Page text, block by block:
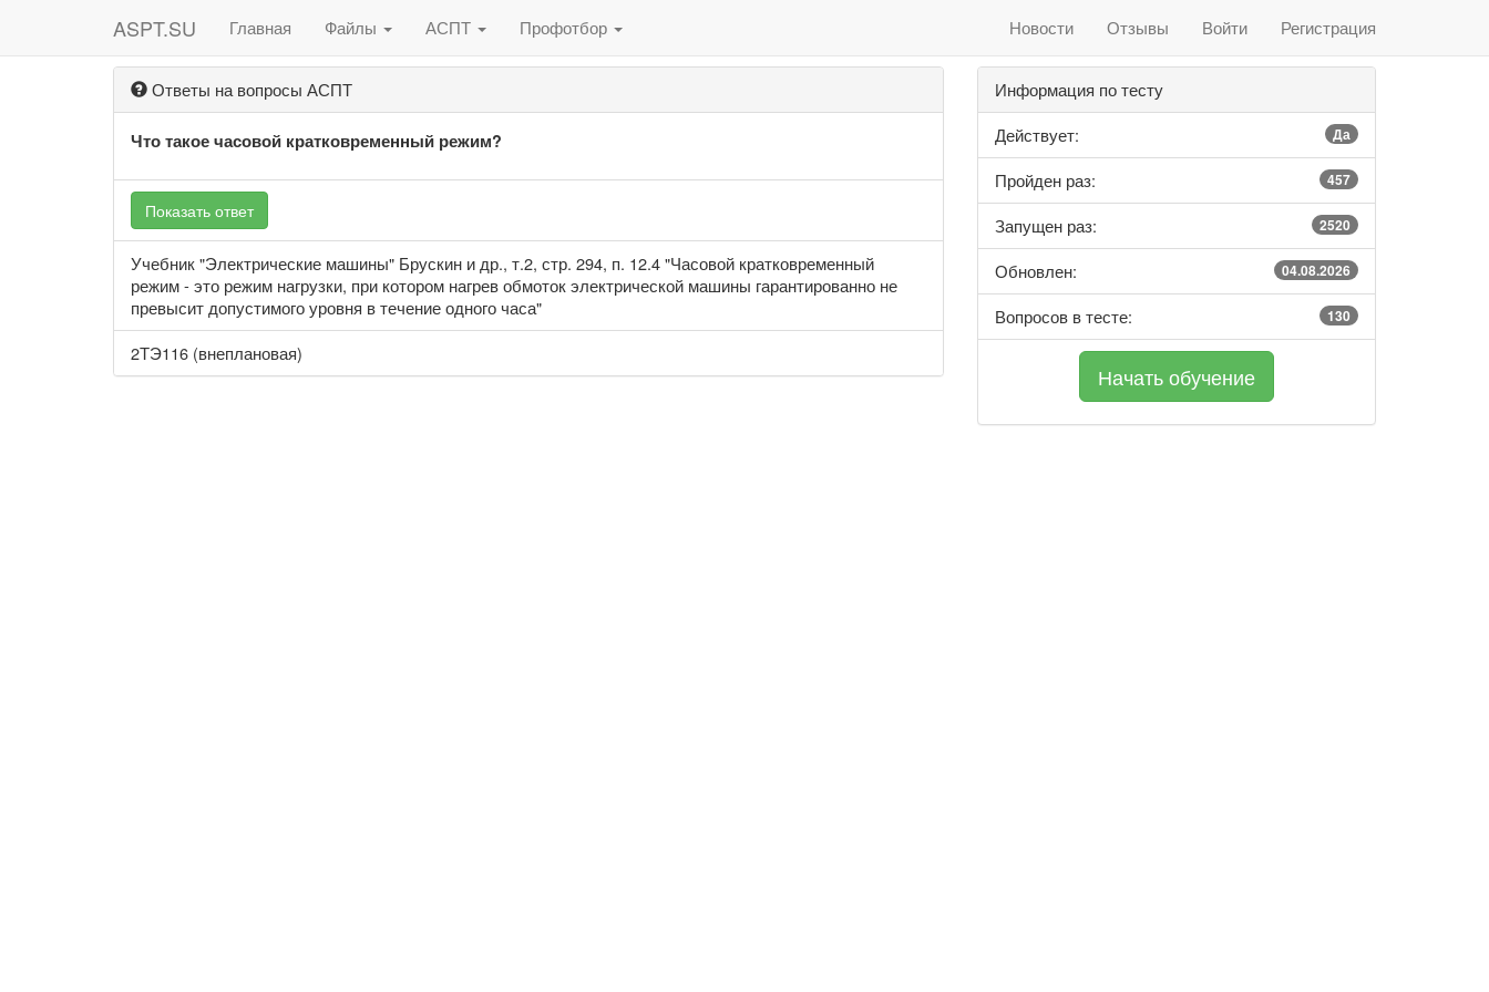
ASPT.SU Главная Файлы АСПТ Профотбор Новости Отзывы Войти Регистрация
Ответы на вопросы АСПТ
Что такое часовой кратковременный режим?
Показать ответ
Учебник "Электрические машины" Брускин и др., т.2, стр. 294, п. 12.4 "Часовой кратковременный
режим - это режим нагрузки, при котором нагрев обмоток электрической машины гарантированно не
превысит допустимого уровня в течение одного часа"
2ТЭ116 (внеплановая)
Информация по тесту
Действует:
Да
Пройден раз: 457
Запущен раз: 2520
Обновлен: 04.08.2026
Вопросов в тесте: 130